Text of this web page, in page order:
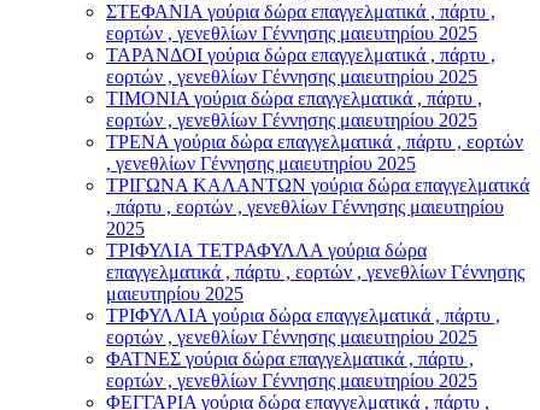
ΣΤΕΦΑΝΙΑ γούρια δώρα επαγγελματικά , πάρτυ ,
εορτών , γενεθλίων Γέννησης μαιευτηρίου 2025
ΤΑΡΑΝΔΟΙ γούρια δώρα επαγγελματικά , πάρτυ ,
εορτών , γενεθλίων Γέννησης μαιευτηρίου 2025
ΤΙΜΟΝΙA γούρια δώρα επαγγελματικά , πάρτυ ,
εορτών , γενεθλίων Γέννησης μαιευτηρίου 2025
ΤΡΕΝΑ γούρια δώρα επαγγελματικά , πάρτυ , εορτών
, γενεθλίων Γέννησης μαιευτηρίου 2025
ΤΡΙΓΩΝΑ ΚΑΛΑΝΤΩΝ γούρια δώρα επαγγελματικά
, πάρτυ , εορτών , γενεθλίων Γέννησης μαιευτηρίου
2025
ΤΡΙΦΥΛΙΑ ΤΕΤΡΑΦΥΛΛΑ γούρια δώρα
επαγγελματικά , πάρτυ , εορτών , γενεθλίων Γέννησης
μαιευτηρίου 2025
ΤΡΙΦΥΛΛΙΑ γούρια δώρα επαγγελματικά , πάρτυ ,
εορτών , γενεθλίων Γέννησης μαιευτηρίου 2025
ΦΑΤΝΕΣ γούρια δώρα επαγγελματικά , πάρτυ ,
εορτών , γενεθλίων Γέννησης μαιευτηρίου 2025
ΦΕΓΓΑΡΙΑ γούρια δώρα επαγγελματικά , πάρτυ ,